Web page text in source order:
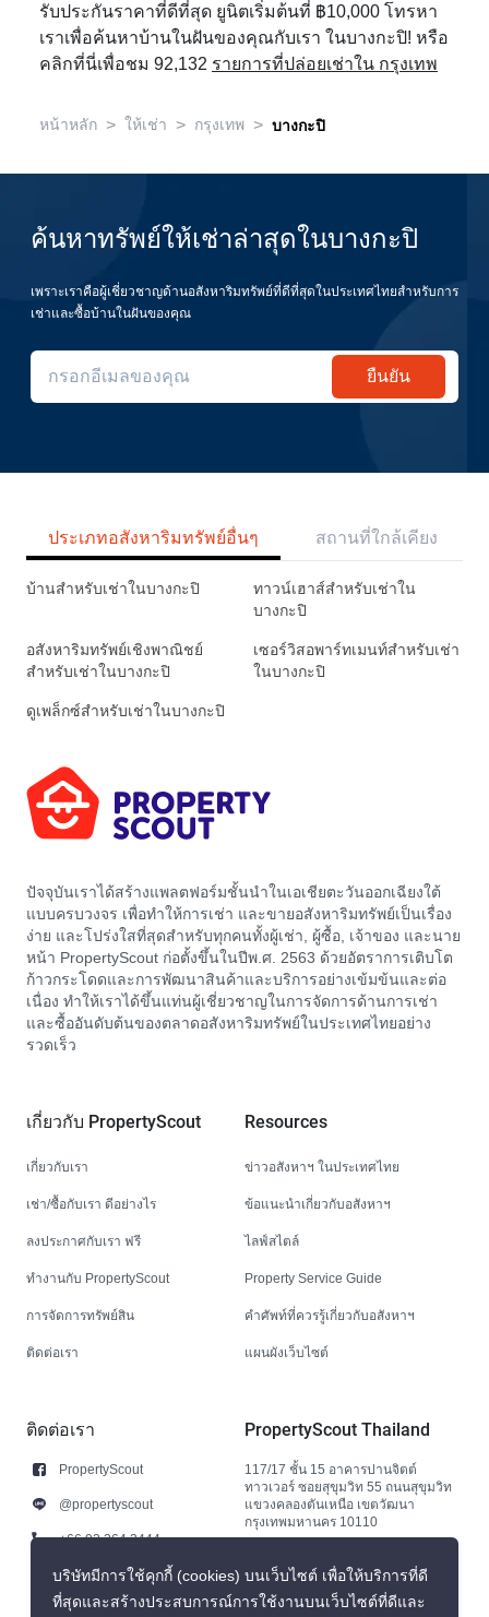
รับประกันราคาที่ดีที่สุด ยูนิตเริ่มต้นที่ ฿10,000 โทรหา
เราเพื่อค้นหาบ้านในฝันของคุณกับเรา ในบางกะปิ! หรือ
คลิกที่นี่เพื่อชม 92,132 รายการที่ปล่อยเช่าใน กรุงเทพ
หน้าหลัก > ให้เช่า > กรุงเทพ > บางกะปิ
ค้นหาทรัพย์ให้เช่าล่าสุดในบางกะปิ
เพราะเราคือผู้เชี่ยวชาญด้านอสังหาริมทรัพย์ที่ดีที่สุดในประเทศไทยสำหรับการ
เช่าและซื้อบ้านในฝันของคุณ
ยืนยัน
ประเภทอสังหาริมทรัพย์อื่นๆ สถานที่ใกล้เคียง
บ้านสำหรับเช่าในบางกะปิ
ทาวน์เฮาส์สำหรับเช่าใน
บางกะปิ
อสังหาริมทรัพย์เชิงพาณิชย์
สำหรับเช่าในบางกะปิ
เซอร์วิสอพาร์ทเมนท์สำหรับเช่า
ในบางกะปิ
ดูเพล็กซ์สำหรับเช่าในบางกะปิ
ปัจจุบันเราได้สร้างแพลตฟอร์มชั้นนำในเอเชียตะวันออกเฉียงใต้
แบบครบวงจร เพื่อทำให้การเช่า และขายอสังหาริมทรัพย์เป็นเรื่อง
ง่าย และโปร่งใสที่สุดสำหรับทุกคนทั้งผู้เช่า, ผู้ซื้อ, เจ้าของ และนาย
หน้า PropertyScout ก่อตั้งขึ้นในปีพ.ศ. 2563 ด้วยอัตราการเติบโต
ก้าวกระโดดและการพัฒนาสินค้าและบริการอย่างเข้มข้นและต่อ
เนื่อง ทำให้เราได้ขึ้นแท่นผู้เชี่ยวชาญในการจัดการด้านการเช่า
และซื้ออันดับต้นของตลาดอสังหาริมทรัพย์ในประเทศไทยอย่าง
รวดเร็ว
เกี่ยวกับ PropertyScout
เกี่ยวกับเรา
เช่า/ซื้อกับเรา ดีอย่างไร
ลงประกาศกับเรา ฟรี
ทำงานกับ PropertyScout
การจัดการทรัพย์สิน
ติดต่อเรา
Resources
ข่าวอสังหาฯ ในประเทศไทย
ข้อแนะนำเกี่ยวกับอสังหาฯ
ไลฟ์สไตล์
Property Service Guide
คำศัพท์ที่ควรรู้เกี่ยวกับอสังหาฯ
แผนผังเว็บไซต์
ติดต่อเรา
PropertyScout
@propertyscout
+66 92 264 3444
+66 92 264 3444
contact@propertyscout.co.th
PropertyScout Thailand
117/17 ชั้น 15 อาคารปานจิตต์
ทาวเวอร์ ซอยสุขุมวิท 55 ถนนสุขุมวิท
แขวงคลองตันเหนือ เขตวัฒนา
กรุงเทพมหานคร 10110
บริษัทมีการใช้คุกกี้ (cookies) บนเว็บไซต์ เพื่อให้บริการที่ดี
ที่สุดและสร้างประสบการณ์การใช้งานบนเว็บไซต์ที่ดีและ